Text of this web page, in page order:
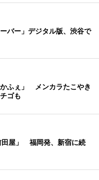
バー」デジタル版、渋谷で
ふぇ」 メンカラたこやき
ゴも
田屋」 福岡発、新宿に続